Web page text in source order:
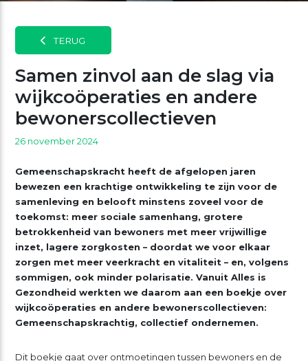
TERUG
Samen zinvol aan de slag via
wijkcoöperaties en andere
bewonerscollectieven
26 november 2024
Gemeenschapskracht heeft de afgelopen jaren
bewezen een krachtige ontwikkeling te zijn voor de
samenleving en belooft minstens zoveel voor de
toekomst: meer sociale samenhang, grotere
betrokkenheid van bewoners met meer vrijwillige
inzet, lagere zorgkosten – doordat we voor elkaar
zorgen met meer veerkracht en vitaliteit – en, volgens
sommigen, ook minder polarisatie. Vanuit Alles is
Gezondheid werkten we daarom aan een boekje over
wijkcoöperaties en andere bewonerscollectieven:
Gemeenschapskrachtig, collectief ondernemen.
Dit boekje gaat over ontmoetingen tussen bewoners en de